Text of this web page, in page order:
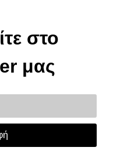
στο
μας